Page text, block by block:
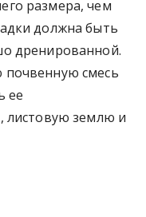
размера, чем
должна быть
дренированной.
смесь
ее
листовую землю и